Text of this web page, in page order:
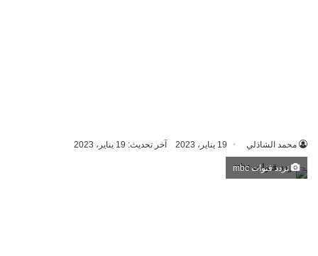
محمد الشاذلي 19 يناير، 2023 آخر تحديث: 19 يناير، 2023
تردد قنوات mbc